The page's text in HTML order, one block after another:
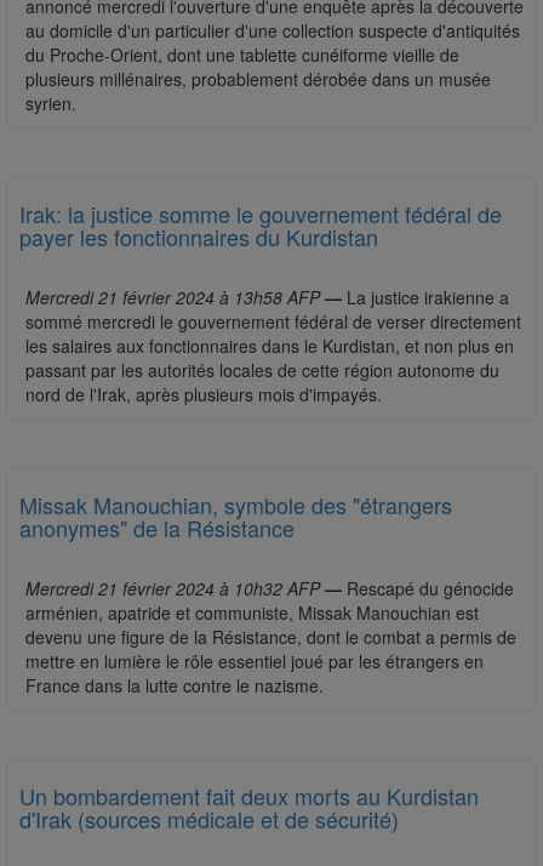
annoncé mercredi l'ouverture d'une enquête après la découverte
au domicile d'un particulier d'une collection suspecte d'antiquités
du Proche-Orient, dont une tablette cunéiforme vieille de
plusieurs millénaires, probablement dérobée dans un musée
syrien.
Irak: la justice somme le gouvernement fédéral de
payer les fonctionnaires du Kurdistan
Mercredi 21 février 2024 à 13h58 AFP — La justice irakienne a
sommé mercredi le gouvernement fédéral de verser directement
les salaires aux fonctionnaires dans le Kurdistan, et non plus en
passant par les autorités locales de cette région autonome du
nord de l'Irak, après plusieurs mois d'impayés.
Missak Manouchian, symbole des "étrangers
anonymes" de la Résistance
Mercredi 21 février 2024 à 10h32 AFP — Rescapé du génocide
arménien, apatride et communiste, Missak Manouchian est
devenu une figure de la Résistance, dont le combat a permis de
mettre en lumière le rôle essentiel joué par les étrangers en
France dans la lutte contre le nazisme.
Un bombardement fait deux morts au Kurdistan
d'Irak (sources médicale et de sécurité)